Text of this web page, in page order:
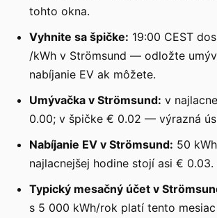
tohto okna.
Vyhnite sa špičke: 19:00 CEST
/kWh v Strömsund — odložte
nabíjanie EV ak môžete.
Umývačka v Strömsund: v
0.00; v špičke € 0.02 — výrazná
Nabíjanie EV v Strömsund: 50
najlacnejšej hodine stojí asi € 0.03.
Typický mesačný účet v
s 5 000 kWh/rok platí tento